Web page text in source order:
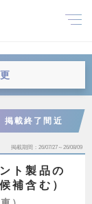
掲載終了間近
掲載期間 26/07/27～26/08/09
ト製品の
補含む）